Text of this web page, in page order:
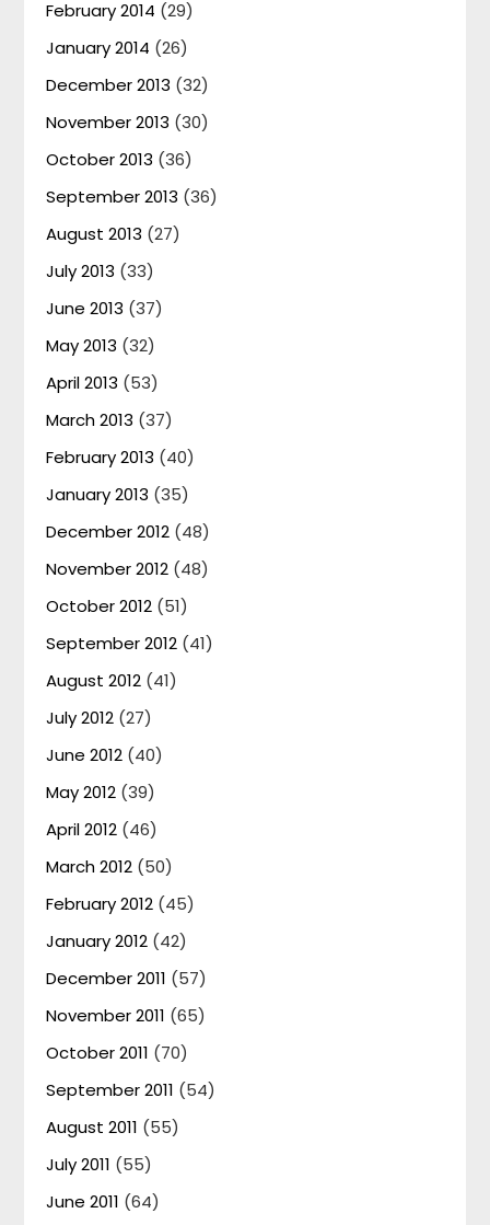
February 2014 (29)
January 2014 (26)
December 2013 (32)
November 2013 (30)
October 2013 (36)
September 2013 (36)
August 2013 (27)
July 2013 (33)
June 2013 (37)
May 2013 (32)
April 2013 (53)
March 2013 (37)
February 2013 (40)
January 2013 (35)
December 2012 (48)
November 2012 (48)
October 2012 (51)
September 2012 (41)
August 2012 (41)
July 2012 (27)
June 2012 (40)
May 2012 (39)
April 2012 (46)
March 2012 (50)
February 2012 (45)
January 2012 (42)
December 2011 (57)
November 2011 (65)
October 2011 (70)
September 2011 (54)
August 2011 (55)
July 2011 (55)
June 2011 (64)